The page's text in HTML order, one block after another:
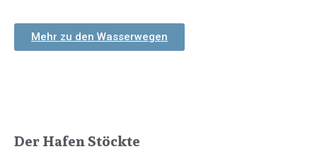
Mehr zu den Wasserwegen
Der Hafen Stöckte